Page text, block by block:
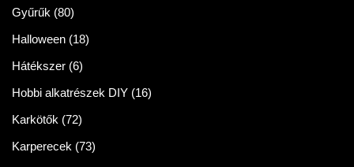
Gyűrűk (80)
Halloween (18)
Hátékszer (6)
Hobbi alkatrészek DIY (16)
Karkötők (72)
Karperecek (73)